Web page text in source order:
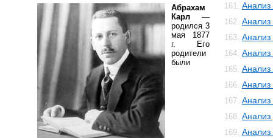
Абрахам
Карл —
родился 3
мая 1877
г. Его
родители
были
161.
162. Анализ
163. Анализ
164.
165. Анализ
166.
167. Анализ
168. Анализ
169.